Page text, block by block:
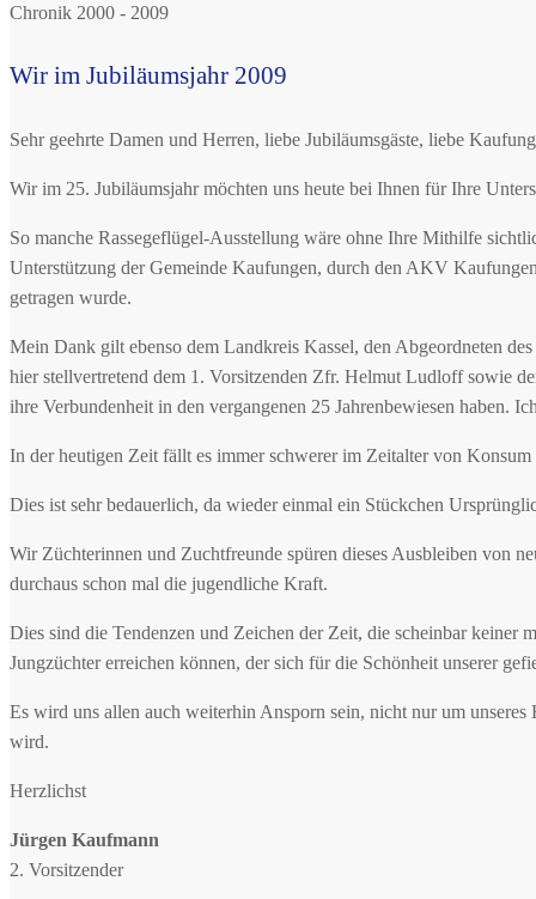
Chronik 2000 - 2009
Wir im Jubiläumsjahr 2009
Sehr geehrte Damen und Herren, liebe Jubiläumsgäste, liebe
Wir im 25. Jubiläumsjahr möchten uns heute bei Ihnen für Ihre
So manche Rassegeflügel-Ausstellung wäre ohne Ihre Mithilfe
Unterstützung der Gemeinde Kaufungen, durch den AKV
getragen wurde.
Mein Dank gilt ebenso dem Landkreis Kassel, den Abgeordneten
hier stellvertretend dem 1. Vorsitzenden Zfr. Helmut Ludloff sowie
ihre Verbundenheit in den vergangenen 25 Jahrenbewiesen haben.
In der heutigen Zeit fällt es immer schwerer im Zeitalter von
Dies ist sehr bedauerlich, da wieder einmal ein Stückchen
Wir Züchterinnen und Zuchtfreunde spüren dieses Ausbleiben von
durchaus schon mal die jugendliche Kraft.
Dies sind die Tendenzen und Zeichen der Zeit, die scheinbar
Jungzüchter erreichen können, der sich für die Schönheit unserer
Es wird uns allen auch weiterhin Ansporn sein, nicht nur um
wird.
Herzlichst
Jürgen Kaufmann
2. Vorsitzender